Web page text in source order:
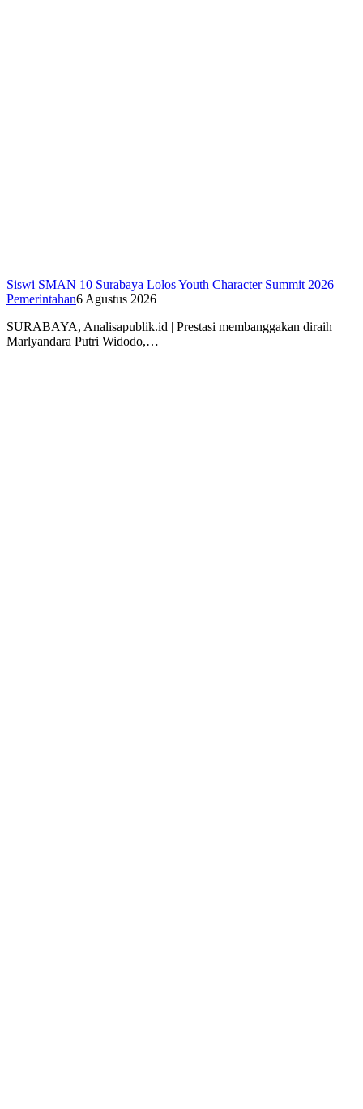
Siswi SMAN 10 Surabaya Lolos Youth Character Summit 2026
Pemerintahan6 Agustus 2026
SURABAYA, Analisapublik.id | Prestasi membanggakan diraih
Marlyandara Putri Widodo,…